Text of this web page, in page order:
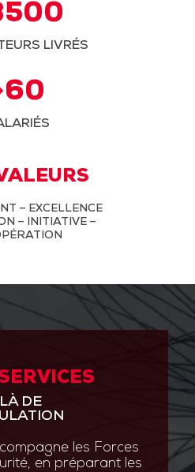
LIVRÉS
– EXCELLENCE
– INITIATIVE –
DE
les Forces
en préparant les